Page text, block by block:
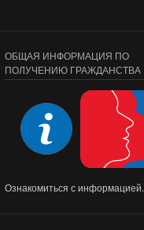
ОБЩАЯ ИНФОРМАЦИЯ ПО
ПОЛУЧЕНИЮ ГРАЖДАНСТВА
Ознакомиться с